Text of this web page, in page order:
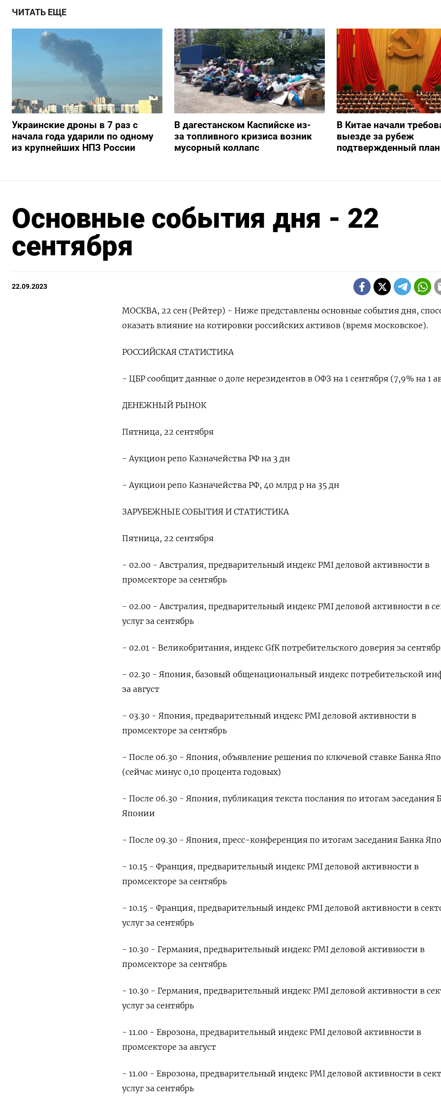
ЧИТАТЬ ЕЩЕ
Украинские дроны в 7 раз с
начала года ударили по одному
из крупнейших НПЗ России
В дагестанском Каспийске из-
за топливного кризиса возник
мусорный коллапс
В Китае начали
выезде за рубеж
подтвержденный
Основные события дня - 22
сентября
22.09.2023
МОСКВА, 22 сен (Рейтер) - Ниже представлены основные события дня,
оказать влияние на котировки российских активов (время московское).
РОССИЙСКАЯ СТАТИСТИКА
- ЦБР сообщит данные о доле нерезидентов в ОФЗ на 1 сентября (7,9% на 1
ДЕНЕЖНЫЙ РЫНОК
Пятница, 22 сентября
- Аукцион репо Казначейства РФ на 3 дн
- Аукцион репо Казначейства РФ, 40 млрд р на 35 дн
ЗАРУБЕЖНЫЕ СОБЫТИЯ И СТАТИСТИКА
Пятница, 22 сентября
- 02.00 - Австралия, предварительный индекс PMI деловой активности в
промсекторе за сентябрь
- 02.00 - Австралия, предварительный индекс PMI деловой активности в
услуг за сентябрь
- 02.01 - Великобритания, индекс GfK потребительского доверия за
- 02.30 - Япония, базовый общенациональный индекс потребительской
за август
- 03.30 - Япония, предварительный индекс PMI деловой активности в
промсекторе за сентябрь
- После 06.30 - Япония, объявление решения по ключевой ставке Банка
(сейчас минус 0,10 процента годовых)
- После 06.30 - Япония, публикация текста послания по итогам заседания
Японии
- После 09.30 - Япония, пресс-конференция по итогам заседания Банка
- 10.15 - Франция, предварительный индекс PMI деловой активности в
промсекторе за сентябрь
- 10.15 - Франция, предварительный индекс PMI деловой активности в
услуг за сентябрь
- 10.30 - Германия, предварительный индекс PMI деловой активности в
промсекторе за сентябрь
- 10.30 - Германия, предварительный индекс PMI деловой активности в
услуг за сентябрь
- 11.00 - Еврозона, предварительный индекс PMI деловой активности в
промсекторе за август
- 11.00 - Еврозона, предварительный индекс PMI деловой активности в
услуг за сентябрь